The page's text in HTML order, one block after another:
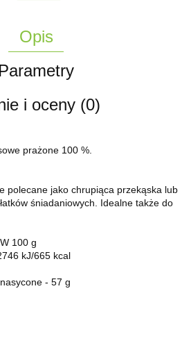
Opis
Parametry
i oceny (0)
prażone 100 %.
polecane jako chrupiąca przekąska lub
śniadaniowych. Idealne także do
100 g
kJ/665 kcal
- 57 g